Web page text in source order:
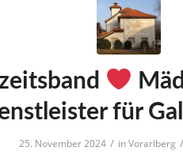
für
25. November 2024 / inVorarlberg /